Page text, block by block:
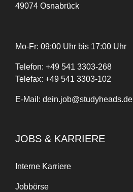
49074 Osnabrück
Mo-Fr: 09:00 Uhr bis 17:00 Uhr
Telefon: +49 541 3303-268
Telefax: +49 541 3303-102
E-Mail: dein.job@studyheads.de
JOBS & KARRIERE
Interne Karriere
Jobbörse